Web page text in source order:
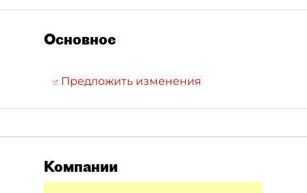
Основное
Предложить изменения
Компании